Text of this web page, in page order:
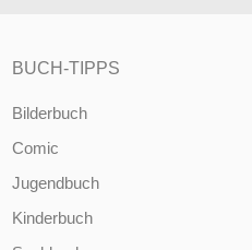
BUCH-TIPPS
Bilderbuch
Comic
Jugendbuch
Kinderbuch